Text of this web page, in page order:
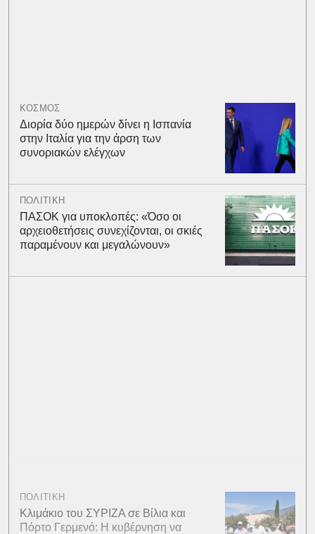
ΚΟΣΜΟΣ
Διορία δύο ημερών δίνει η Ισπανία
στην Ιταλία για την άρση των
συνοριακών ελέγχων
ΠΟΛΙΤΙΚΗ
ΠΑΣΟΚ για υποκλοπές: «Όσο οι
αρχειοθετήσεις συνεχίζονται, οι σκιές
παραμένουν και μεγαλώνουν»
ΠΟΛΙΤΙΚΗ
Κλιμάκιο του ΣΥΡΙΖΑ σε Βίλια και
Πόρτο Γερμενό: Η κυβέρνηση να